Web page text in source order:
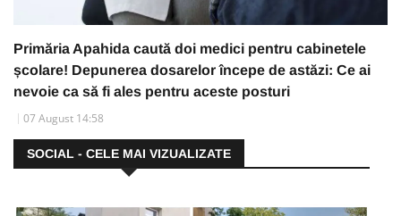
Primăria Apahida caută doi medici pentru cabinetele
școlare! Depunerea dosarelor începe de astăzi: Ce ai
nevoie ca să fi ales pentru aceste posturi
07 August 14:58
SOCIAL - CELE MAI VIZUALIZATE